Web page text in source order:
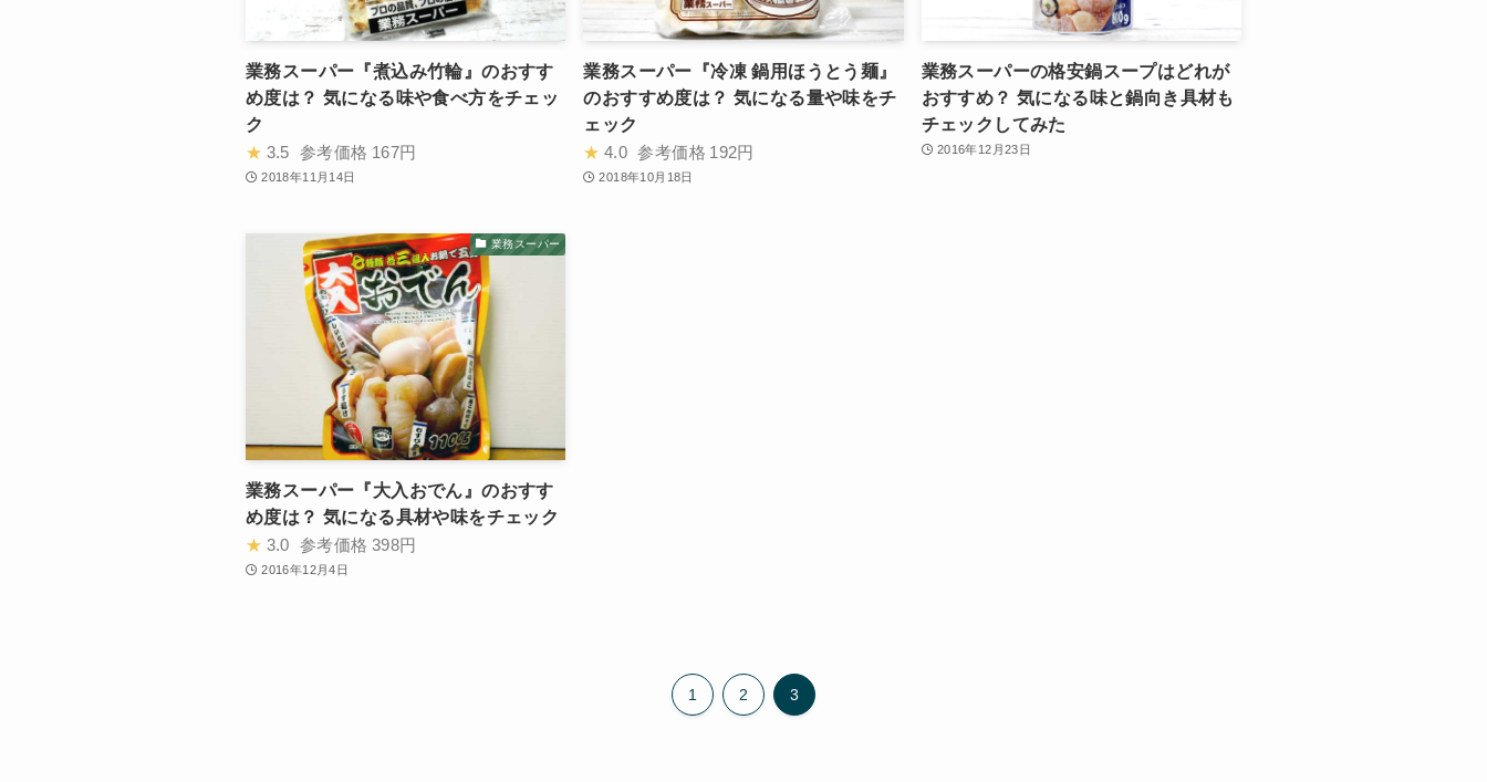
業務スーパー『煮込み竹輪』のおすす
め度は？ 気になる味や食べ方をチェッ
ク
★ 3.5 参考価格 167円
2018年11月14日
業務スーパー『冷凍 鍋用ほうとう麺』
のおすすめ度は？ 気になる量や味をチ
ェック
★ 4.0 参考価格 192円
2018年10月18日
業務スーパーの格安鍋スープはどれが
おすすめ？ 気になる味と鍋向き具材も
チェックしてみた
2016年12月23日
業務スーパー
業務スーパー『大入おでん』のおすす
め度は？ 気になる具材や味をチェック
★ 3.0 参考価格 398円
2016年12月4日
1 2 3